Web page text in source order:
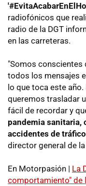
radiofónicos que
radio de la DGT
en las carreteras.
"Somos conscientes
todos los mensajes
lo que toca este
queremos trasladar
fácil de recordar y
pandemia sanitaria,
accidentes de tráfico
director general de la
En Motorpasión | La
comportamiento" de